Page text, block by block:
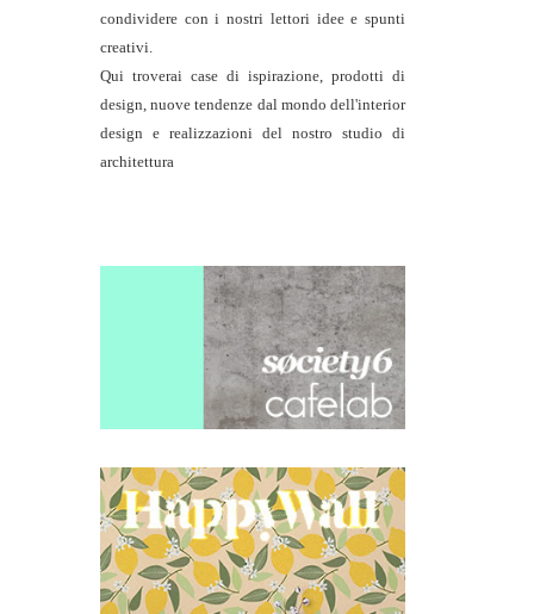
condividere con i nostri lettori idee e spunti
creativi.
Qui troverai case di ispirazione, prodotti di
design, nuove tendenze dal mondo dell'interior
design e realizzazioni del nostro studio di
architettura